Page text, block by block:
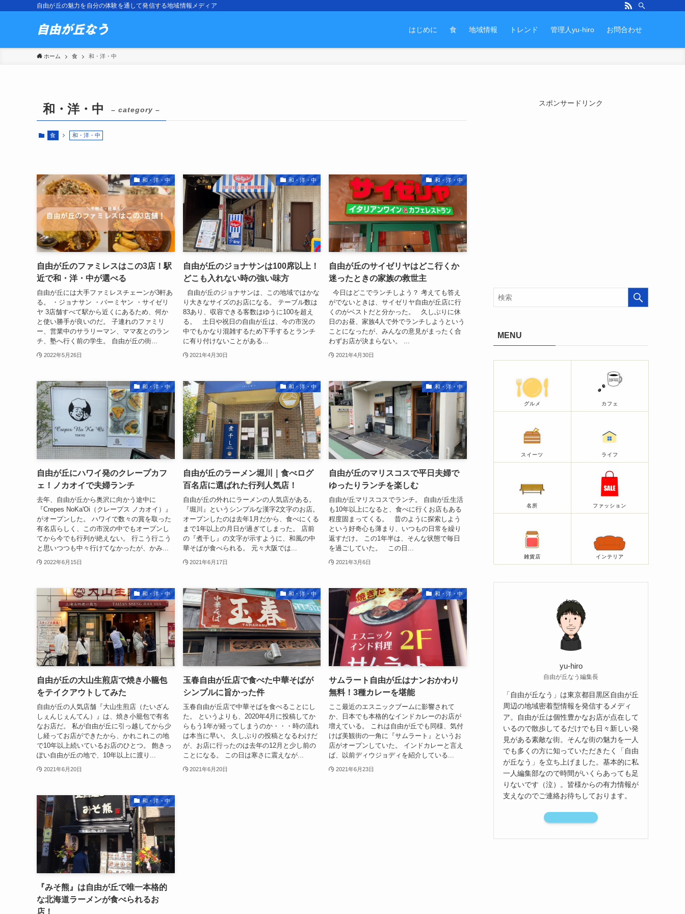
自由が丘の魅力を自分の体験を通して発信する地域情報メディア
はじめに 食 地域情報 トレンド 管理人yu-hiro お問合わせ
ホーム 食 和・洋・中
和・洋・中 – category –
食 和・洋・中
和・洋・中
自由が丘のファミレスはこの3店！駅
近で和・洋・中が選べる
自由が丘には大手ファミレスチェーンが3軒あ
る。 ・ジョナサン ・バーミヤン ・サイゼリ
ヤ 3店舗すべて駅から近くにあるため、何か
と使い勝手が良いのだ。 子連れのファミリ
ー、営業中のサラリーマン、ママ友とのラン
チ、塾へ行く前の学生。 自由が丘の街...
2022年5月26日
和・洋・中
自由が丘のジョナサンは100席以上！
どこも入れない時の強い味方
自由が丘のジョナサンは、この地域ではかな
り大きなサイズのお店になる。 テーブル数は
83あり、収容できる客数はゆうに100を超え
る。 土日や祝日の自由が丘は、今の市況の
中でもかなり混雑するため下手するとランチ
に有り付けないことがある...
2021年4月30日
和・洋・中
自由が丘のサイゼリヤはどこ行くか
迷ったときの家族の救世主
今日はどこでランチしよう？ 考えても答え
がでないときは、サイゼリヤ自由が丘店に行
くのがベストだと分かった。 久しぶりに休
日のお昼、家族4人で外でランチしようという
ことになったが、みんなの意見がまったく合
わずお店が決まらない。 ...
2021年4月30日
和・洋・中
自由が丘にハワイ発のクレープカフ
ェ！ノカオイで夫婦ランチ
去年、自由が丘から奥沢に向かう途中に
『Crepes NoKa'Oi（クレープス ノカオイ）』
がオープンした。 ハワイで数々の賞を取った
有名店らしく、この市況の中でもオープンし
てから今でも行列が絶えない。 行こう行こう
と思いつつも中々行けてなかったが、かみ...
2022年6月15日
和・洋・中
自由が丘のラーメン堀川｜食べログ
百名店に選ばれた行列人気店！
自由が丘の外れにラーメンの人気店がある。
『堀川』というシンプルな漢字2文字のお店。
オープンしたのは去年1月だから、食べにくる
まで1年以上の月日が過ぎてしまった。 店前
の『煮干し』の文字が示すように、和風の中
華そばが食べられる。 元々大阪では...
2021年6月17日
和・洋・中
自由が丘のマリスコスで平日夫婦で
ゆったりランチを楽しむ
自由が丘マリスコスでランチ。 自由が丘生活
も10年以上になると、食べに行くお店もある
程度固まってくる。 昔のように探索しよう
という好奇心も薄まり、いつもの日常を繰り
返すだけ。 この1年半は、そんな状態で毎日
を過ごしていた。 この日...
2021年3月6日
和・洋・中
自由が丘の大山生煎店で焼き小籠包
をテイクアウトしてみた
自由が丘の人気店舗『大山生煎店（たいざん
しぇんじぇんてん）』は、焼き小籠包で有名
なお店だ。 私が自由が丘に引っ越してから少
し経ってお店ができたから、かれこれこの地
で10年以上続いているお店のひとつ。 飽きっ
ぽい自由が丘の地で、10年以上に渡り...
2021年6月20日
和・洋・中
玉春自由が丘店で食べた中華そばが
シンプルに旨かった件
玉春自由が丘店で中華そばを食べることにし
た。 というよりも、2020年4月に投稿してか
らもう1年が経ってしまうのか・・・時の流れ
は本当に早い。 久しぶりの投稿となるわけだ
が、お店に行ったのは去年の12月と少し前の
ことになる。 この日は寒さに震えなが...
2021年6月20日
和・洋・中
サムラート自由が丘はナンおかわり
無料！3種カレーを堪能
ここ最近のエスニックブームに影響されて
か、日本でも本格的なインドカレーのお店が
増えている。 これは自由が丘でも同様、気付
けば美観街の一角に『サムラート』というお
店がオープンしていた。 インドカレーと言え
ば、以前ディウジョディを紹介している...
2021年6月23日
和・洋・中
『みそ熊』は自由が丘で唯一本格的
な北海道ラーメンが食べられるお
店！
スポンサードリンク
MENU
グルメ カフェ
スイーツ ライフ
名所 ファッション
雑貨店 インテリア
yu-hiro
自由が丘なう編集長
「自由が丘なう」は東京都目黒区自由が丘
周辺の地域密着型情報を発信するメディ
ア。自由が丘は個性豊かなお店が点在して
いるので散歩してるだけでも日々新しい発
見がある素敵な街。そんな街の魅力を一人
でも多くの方に知っていただきたく「自由
が丘なう」を立ち上げました。基本的に私
一人編集部なので時間がいくらあっても足
りないです（泣）。皆様からの有力情報が
支えなのでご連絡お待ちしております。